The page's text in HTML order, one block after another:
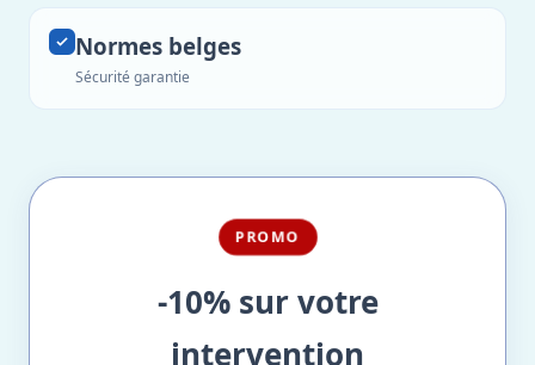
Normes belges
Sécurité garantie
PROMO
-10% sur votre
intervention